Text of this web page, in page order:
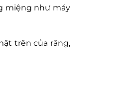
miệng như máy
trên của răng,